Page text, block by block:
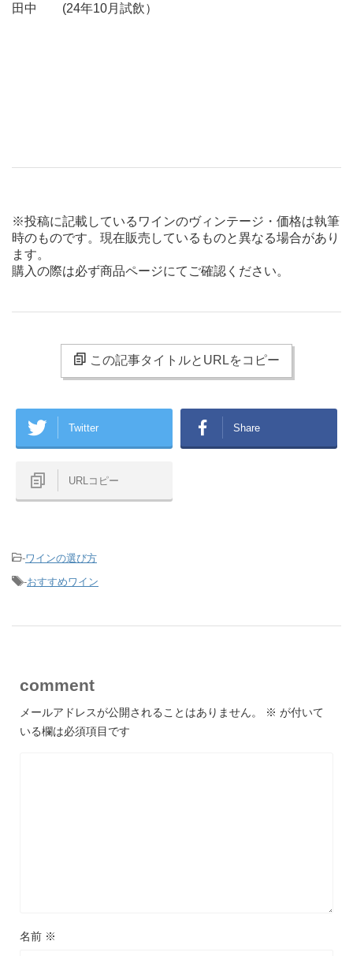
田中 (24年10月試飲）
※投稿に記載しているワインのヴィンテージ・価格は執筆
時のものです。現在販売しているものと異なる場合があり
ます。
購入の際は必ず商品ページにてご確認ください。
この記事タイトルとURLをコピー
Twitter Share
URLコピー
-ワインの選び方
-おすすめワイン
comment
メールアドレスが公開されることはありません。 ※ が付いて
いる欄は必須項目です
名前 ※